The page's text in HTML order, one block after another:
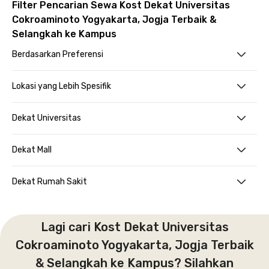
Filter Pencarian Sewa Kost Dekat Universitas
Cokroaminoto Yogyakarta, Jogja Terbaik &
Selangkah ke Kampus
Berdasarkan Preferensi
Lokasi yang Lebih Spesifik
Dekat Universitas
Dekat Mall
Dekat Rumah Sakit
Lagi cari Kost Dekat Universitas
Cokroaminoto Yogyakarta, Jogja Terbaik
& Selangkah ke Kampus? Silahkan